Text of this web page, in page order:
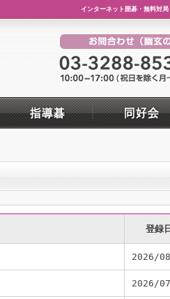
インターネット囲碁・無料対局
登録日
2026/
2026/